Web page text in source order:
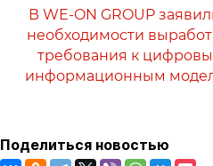
В WE-ON GROUP
необходимости
требования к
информационным
Поделиться новостью